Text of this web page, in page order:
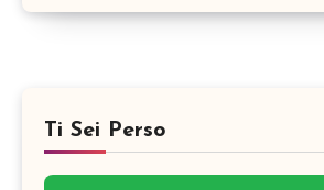
Ti Sei Perso